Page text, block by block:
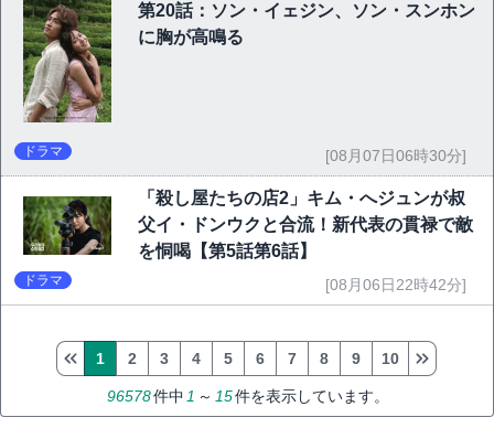
第20話：ソン・イェジン、ソン・スンホン
に胸が高鳴る
ドラマ [08月07日06時30分]
「殺し屋たちの店2」キム・へジュンが叔
父イ・ドンウクと合流！新代表の貫禄で敵
を恫喝【第5話第6話】
ドラマ [08月06日22時42分]
96578件中 1 ～ 15件を表示しています。
1 2 3 4 5 6 7 8 9 10